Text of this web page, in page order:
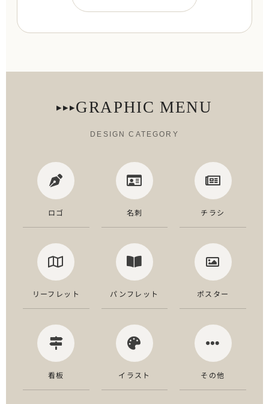
▸▸▸GRAPHIC MENU
DESIGN CATEGORY
ロゴ 名刺 チラシ
リーフレット パンフレット ポスター
看板 イラスト その他